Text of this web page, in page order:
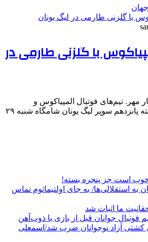
با گلزنی طارمی در
مهر. تیم‌های فوتبال المپیاکوس و
کیفیسیاس در هفته پانزدهم سوپر لیگ یونان شامگاه شنبه ۲۹
خوب است جز پنجره بسته!
به استقلالی‌ها/ به جای اولتیماتوم تماس
ما اثبات شد
فوتبال جوانان قبل از بازی با ذوب‌آهن
کشتی آزاد نوجوانان ضرب شد/اسمعلی